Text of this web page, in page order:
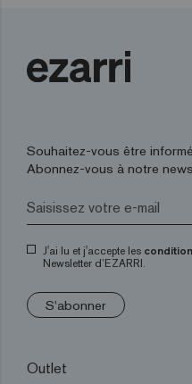
Souhaitez-vous être
Abonnez-vous à notre
J'ai lu et j'accepte les
Newsletter d’EZARRI.
S'abonner
Outlet